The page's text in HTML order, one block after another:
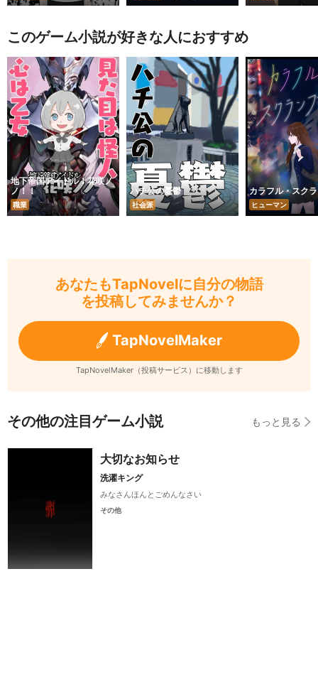
このゲーム小説が好きな人におすすめ
地下帝国アイドル！花咲ノ
ノ！！
職業
ハチ公の憂鬱
社会派
カラフル・スク
ヒューマン
あなたもTapNovelに自分の物語
を投稿してみませんか？
TapNovelMaker
TapNovelMaker（投稿サービス）に移動します
その他の注目ゲーム小説 もっと見る
大切なお知らせ
洗濯キング
みなさんほんとごめんなさい
その他